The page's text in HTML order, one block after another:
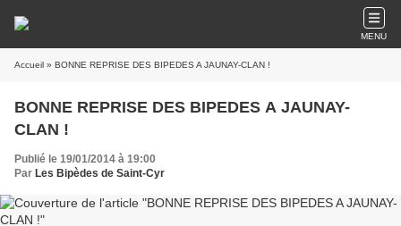
MENU
Accueil » BONNE REPRISE DES BIPEDES A JAUNAY-CLAN !
BONNE REPRISE DES BIPEDES A JAUNAY-
CLAN !
Publié le 19/01/2014 à 19:00
Par Les Bipèdes de Saint-Cyr